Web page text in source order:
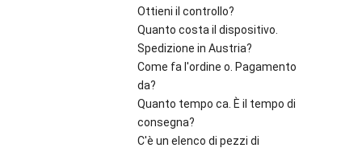
Ottieni il controllo?
Quanto costa il dispositivo.
Spedizione in Austria?
Come fa l'ordine o. Pagamento
da?
Quanto tempo ca. È il tempo di
consegna?
C'è un elenco di pezzi di